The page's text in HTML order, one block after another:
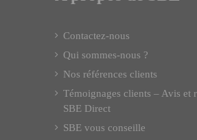
Contactez-nous
Qui sommes-nous ?
Nos références clients
Témoignages clients – Avis et
SBE Direct
SBE vous conseille